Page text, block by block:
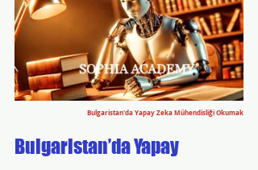
Bulgaristan'da Yapay Zeka Mühendisliği Okumak
Bulgaristan’da Yapay